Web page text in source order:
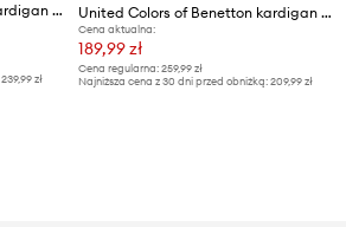
United Colors of Benetton kardigan damski bawełniany
239,99 zł
United Colors of Benetton kardigan bawełniany
Cena aktualna:
189,99 zł
Cena regularna:259,99 zł
Najniższa cena z 30 dni przed obniżką:209,99 zł